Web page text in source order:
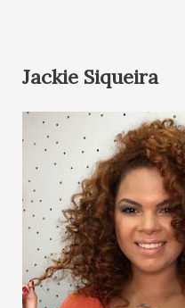
Jackie Siqueira